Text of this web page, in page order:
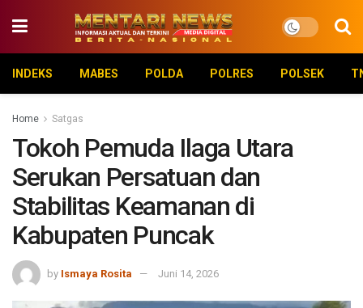
INDEKS MABES POLDA POLRES POLSEK
Home Satgas
Tokoh Pemuda Ilaga Utara
Serukan Persatuan dan
Stabilitas Keamanan di
Kabupaten Puncak
by Ismaya Rosita Juni 14, 2026